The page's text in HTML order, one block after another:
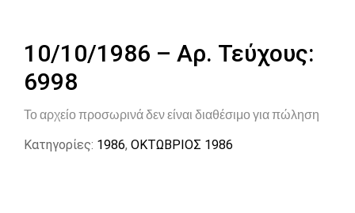
10/10/1986 – Αρ. Τεύχους:
6998
Το αρχείο προσωρινά δεν είναι διαθέσιμο για πώληση
Κατηγορίες: 1986, ΟΚΤΩΒΡΙΟΣ 1986